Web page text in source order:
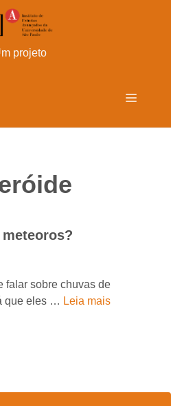
projeto
Menu
falar sobre chuvas de
que eles … Leia mais